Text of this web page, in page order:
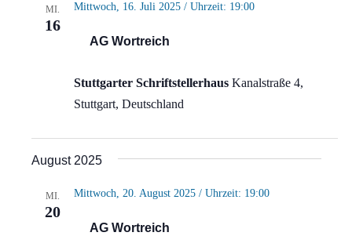
MI.
16
AG Wortreich
Mittwoch, 16. Juli 2025 / Uhrzeit: 19:00
Stuttgarter Schriftstellerhaus Kanalstraße 4,
Stuttgart, Deutschland
August 2025
MI.
20
AG Wortreich
Mittwoch, 20. August 2025 / Uhrzeit: 19:00